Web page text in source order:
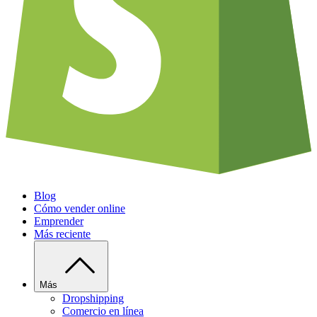
Blog
Cómo vender online
Emprender
Más reciente
Más
Dropshipping
Comercio en línea